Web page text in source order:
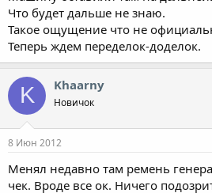
Что будет дальше не знаю.
Такое ощущение что не
Теперь ждем переделок-доделок.
K Khaarny
Новичок
8 Июн 2012
Менял недавно там ремень
чек. Вроде все ок. Ничего